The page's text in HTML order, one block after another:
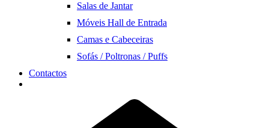
Salas de Jantar
Móveis Hall de Entrada
Camas e Cabeceiras
Sofás / Poltronas / Puffs
Contactos